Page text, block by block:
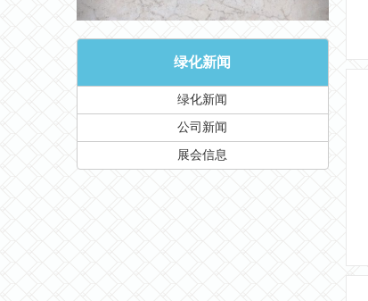
绿化新闻
绿化新闻
公司新闻
展会信息